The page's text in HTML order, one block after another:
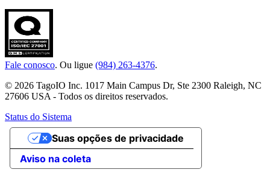
Fale conosco. Ou ligue (984) 263-4376.
© 2026 TagoIO Inc. 1017 Main Campus Dr, Ste 2300 Raleigh, NC
27606 USA - Todos os direitos reservados.
Status do Sistema
Aviso na coleta
Suas opções de privacidade